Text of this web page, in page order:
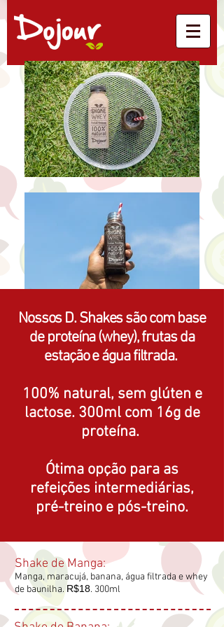
Nossos D. Shakes são com base
de proteína (whey), frutas da
estação e água filtrada.
100% natural, sem glúten e
lactose. 300ml com 16g de
proteína.
Ótima opção para as
refeições intermediárias,
pré-treino e pós-treino.
Shake de Manga:
Manga, maracujá, banana, água filtrada e whey
de baunilha.R$18. 300ml